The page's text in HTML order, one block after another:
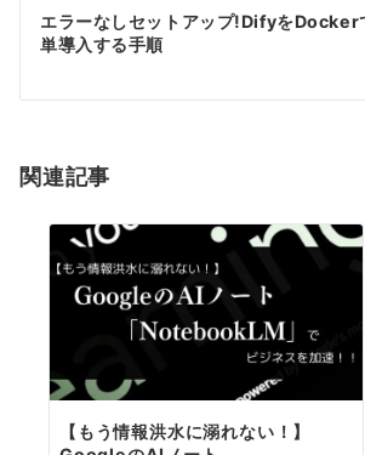
ゲ
ー
シ
ン
エラーなしセットアップ!DifyをDocker
単導入する手順
関連記事
【もう情報洪水に溺れない！】